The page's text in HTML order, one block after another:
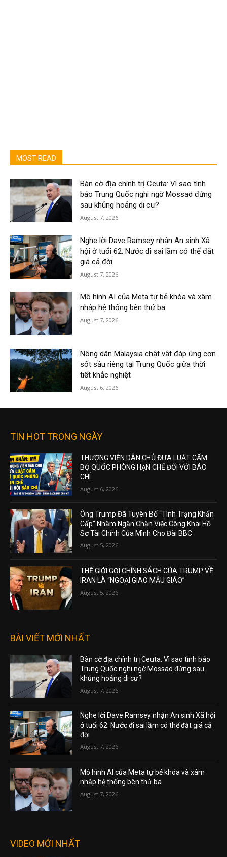
MOST READ
Bàn cờ địa chính trị Ceuta: Vì sao tình
báo Trung Quốc nghi ngờ Mossad đứng
sau khủng hoảng di cư?
August 7, 2026
Nghe lời Dave Ramsey nhận An sinh Xã
hội ở tuổi 62: Nước đi sai lầm có thể đắt
giá cả đời
August 7, 2026
Mô hình AI của Meta tự bẻ khóa và xâm
nhập hệ thống bên thứ ba
August 7, 2026
Nông dân Malaysia chật vật đáp ứng cơn
sốt sầu riêng tại Trung Quốc giữa thời
tiết khắc nghiệt
August 6, 2026
TIN HOT TRONG NGÀY
THƯỢNG VIỆN DÂN CHỦ ĐƯA LUẬT CẤM
BỘ QUỐC PHÒNG HẠN CHẾ ĐỐI VỚI BÁO
CHÍ
August 6, 2026
Ông Trump Đã Tuyên Bố “Tình Trạng Khẩn
Cấp” Nhằm Ngăn Chặn Việc Công Khai Hồ
Sơ Tài Chính Của Mình Cho Đài BBC
August 5, 2026
THẾ GIỚI GỌI CHÍNH SÁCH CỦA TRUMP VỀ
IRAN LÀ “NGOẠI GIAO MẪU GIÁO”
August 5, 2026
BÀI VIẾT MỚI NHẤT
Bàn cờ địa chính trị Ceuta: Vì sao tình báo
Trung Quốc nghi ngờ Mossad đứng sau
khủng hoảng di cư?
August 7, 2026
Nghe lời Dave Ramsey nhận An sinh Xã hội
ở tuổi 62: Nước đi sai lầm có thể đắt giá cả
đời
August 7, 2026
Mô hình AI của Meta tự bẻ khóa và xâm
nhập hệ thống bên thứ ba
August 7, 2026
VIDEO MỚI NHẤT